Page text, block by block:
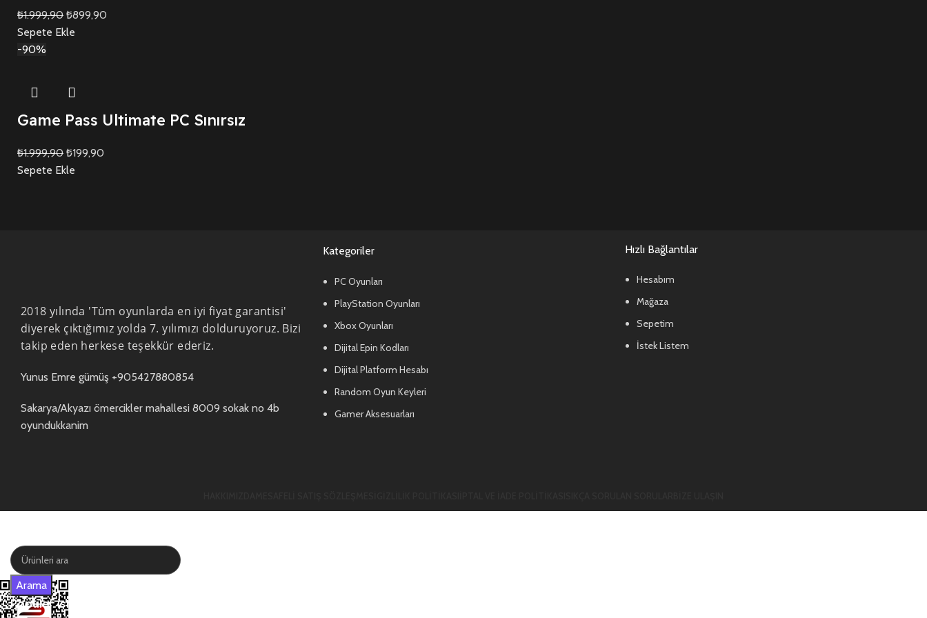
₺1.999,90 ₺899,90
Sepete Ekle
-90%
Game Pass Ultimate PC Sınırsız
₺1.999,90 ₺199,90
Sepete Ekle
2018 yılında 'Tüm oyunlarda en iyi fiyat garantisi'
diyerek çıktığımız yolda 7. yılımızı dolduruyoruz. Bizi
takip eden herkese teşekkür ederiz.
Yunus Emre gümüş +905427880854
Sakarya/Akyazı ömercikler mahallesi 8009 sokak no 4b
oyundukkanim
Kategoriler
PC Oyunları
PlayStation Oyunları
Xbox Oyunları
Dijital Epin Kodları
Dijital Platform Hesabı
Random Oyun Keyleri
Gamer Aksesuarları
Hızlı Bağlantılar
Hesabım
Mağaza
Sepetim
İstek Listem
Arama
Popüler istekler:
öğe Sepet
Hesabım